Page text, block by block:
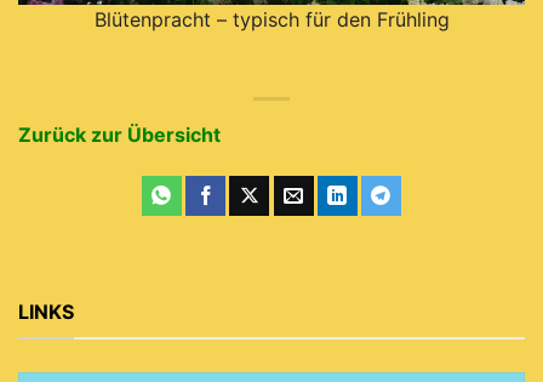
Blütenpracht – typisch für den Frühling
Zurück zur Übersicht
LINKS